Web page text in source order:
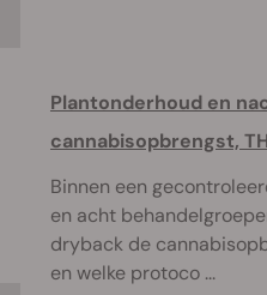
Plantonderhoud en
cannabisopbrengst,
Binnen een
en acht
dryback de
en welke protoco ...